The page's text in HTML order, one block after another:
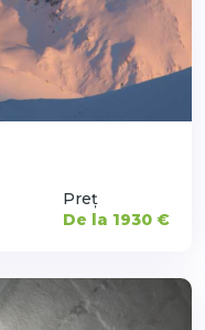
Preț
De la 1930 €